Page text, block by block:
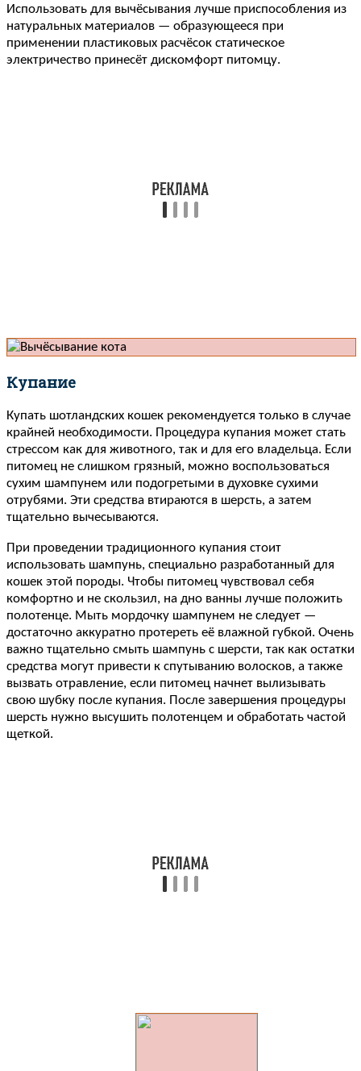
Использовать для вычёсывания лучше приспособления из
натуральных материалов — образующееся при
применении пластиковых расчёсок статическое
электричество принесёт дискомфорт питомцу.
Купание
Купать шотландских кошек рекомендуется только в случае
крайней необходимости. Процедура купания может стать
стрессом как для животного, так и для его владельца. Если
питомец не слишком грязный, можно воспользоваться
сухим шампунем или подогретыми в духовке сухими
отрубями. Эти средства втираются в шерсть, а затем
тщательно вычесываются.
При проведении традиционного купания стоит
использовать шампунь, специально разработанный для
кошек этой породы. Чтобы питомец чувствовал себя
комфортно и не скользил, на дно ванны лучше положить
полотенце. Мыть мордочку шампунем не следует —
достаточно аккуратно протереть её влажной губкой. Очень
важно тщательно смыть шампунь с шерсти, так как остатки
средства могут привести к спутыванию волосков, а также
вызвать отравление, если питомец начнет вылизывать
свою шубку после купания. После завершения процедуры
шерсть нужно высушить полотенцем и обработать частой
щеткой.